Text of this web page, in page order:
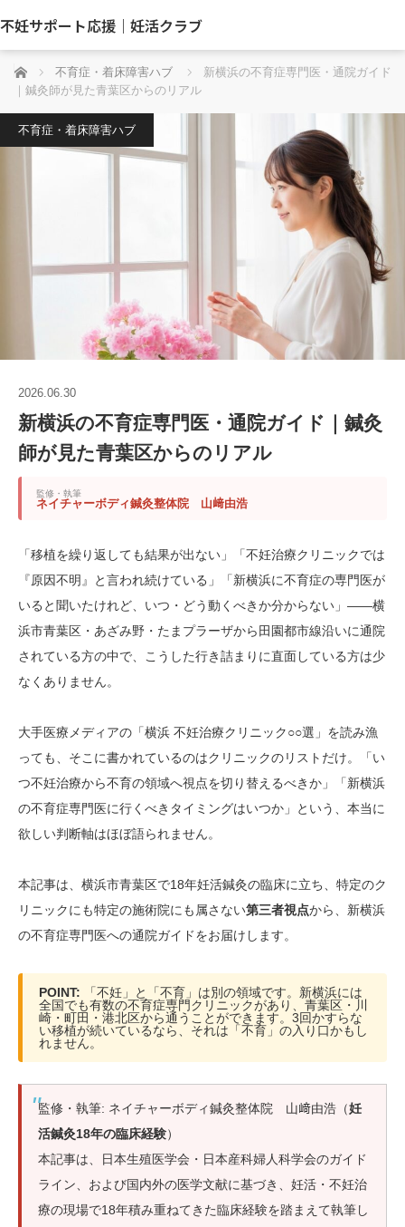
不妊サポート応援｜妊活クラブ
ホーム 不育症・着床障害ハブ
新横浜の不育症専門医・通院ガイド
｜鍼灸師が見た青葉区からのリアル
不育症・着床障害ハブ
2026.06.30
新横浜の不育症専門医・通院ガイド｜鍼灸
師が見た青葉区からのリアル
監修・執筆
ネイチャーボディ鍼灸整体院 山﨑由浩
「移植を繰り返しても結果が出ない」「不妊治療クリニックでは
『原因不明』と言われ続けている」「新横浜に不育症の専門医が
いると聞いたけれど、いつ・どう動くべきか分からない」——横
浜市青葉区・あざみ野・たまプラーザから田園都市線沿いに通院
されている方の中で、こうした行き詰まりに直面している方は少
なくありません。
大手医療メディアの「横浜 不妊治療クリニック○○選」を読み漁
っても、そこに書かれているのはクリニックのリストだけ。「い
つ不妊治療から不育の領域へ視点を切り替えるべきか」「新横浜
の不育症専門医に行くべきタイミングはいつか」という、本当に
欲しい判断軸はほぼ語られません。
本記事は、横浜市青葉区で18年妊活鍼灸の臨床に立ち、特定のク
リニックにも特定の施術院にも属さない第三者視点から、新横浜
の不育症専門医への通院ガイドをお届けします。
POINT: 「不妊」と「不育」は別の領域です。新横浜には
全国でも有数の不育症専門クリニックがあり、青葉区・川
崎・町田・港北区から通うことができます。3回かすらな
い移植が続いているなら、それは「不育」の入り口かもし
れません。
監修・執筆: ネイチャーボディ鍼灸整体院 山﨑由浩（妊
活鍼灸18年の臨床経験）
本記事は、日本生殖医学会・日本産科婦人科学会のガイド
ライン、および国内外の医学文献に基づき、妊活・不妊治
療の現場で18年積み重ねてきた臨床経験を踏まえて執筆し